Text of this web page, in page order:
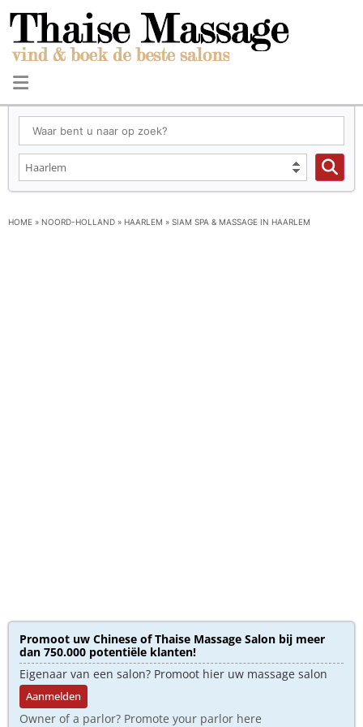
HOME » NOORD-HOLLAND » HAARLEM » SIAM SPA & MASSAGE IN HAARLEM
Promoot uw Chinese of Thaise Massage Salon bij meer
dan 750.000 potentiële klanten!
Eigenaar van een salon? Promoot hier uw massage salon
Aanmelden
Owner of a parlor? Promote your parlor here